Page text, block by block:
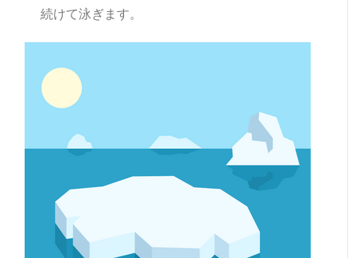
続けて泳ぎます。